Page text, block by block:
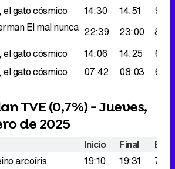
gato cósmico
14:30 14:51
El mal nunca 22:39 23:00
gato cósmico
14:06 14:25
gato cósmico
07:42 08:03
TVE (0,7%) - Jueves,
de 2025
Inicio Final
arcoíris
19:10 19:31